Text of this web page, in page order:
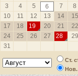
3
4 5 6 7 8
10
11 12 13 14 15
17
18 19 20 21 22
24
25 26 27 28 29
31
Ст.
Нов.